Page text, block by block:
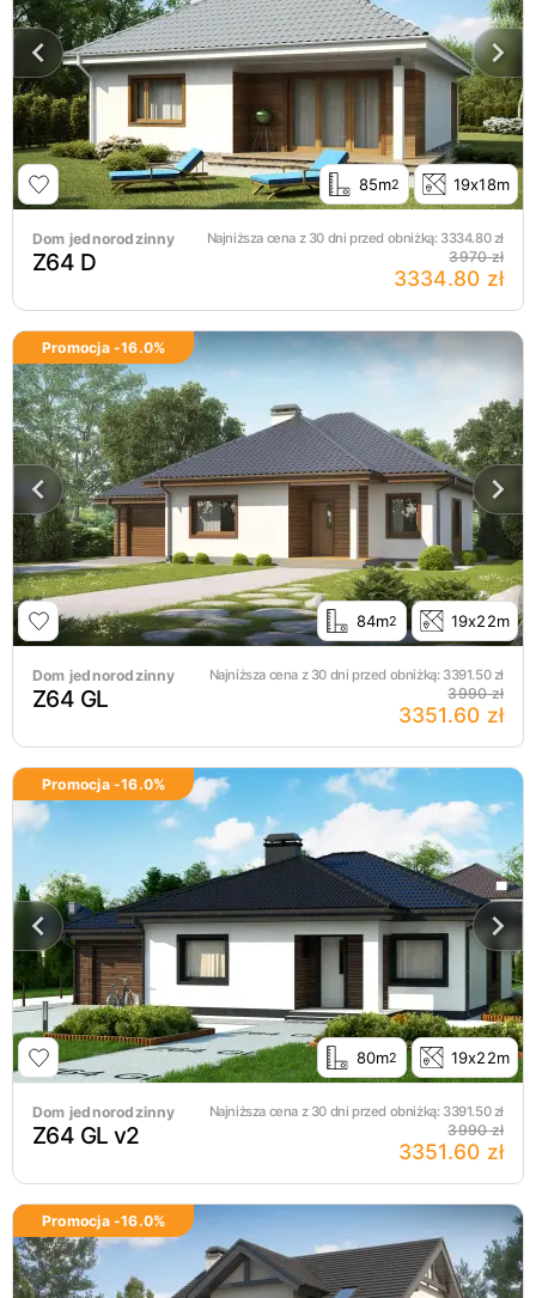
85m2 19x18m
Dom jednorodzinny Najniższa cena z 30 dni przed obniżką: 3334.80zł
Z64 D 3970 zł
3334.80 zł
Promocja -16.0%
84m2 19x22m
Dom jednorodzinny Najniższa cena z 30 dni przed obniżką: 3391.50zł
Z64 GL 3990 zł
3351.60 zł
Promocja -16.0%
80m2 19x22m
Dom jednorodzinny Najniższa cena z 30 dni przed obniżką: 3391.50zł
Z64 GL v2 3990 zł
3351.60 zł
Promocja -16.0%